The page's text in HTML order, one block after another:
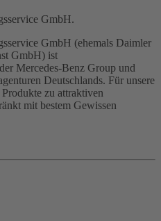
GmbH.
GmbH (ehemals Daimler
GmbH) ist
Mercedes-Benz Group und
Deutschlands. Für unsere
zu attraktiven
mit bestem Gewissen